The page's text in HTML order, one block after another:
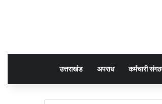
उत्तराखंड अपराध कर्मचारी